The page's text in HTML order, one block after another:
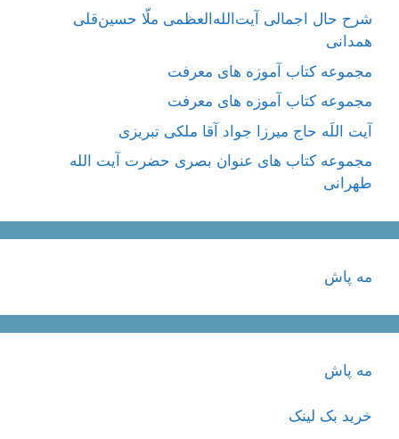
شرح حال اجمالی آیت‌الله‌العظمی ملّا حسین‌قلی
همدانی
مجموعه کتاب آموزه های معرفت
مجموعه کتاب آموزه های معرفت
آیت اللَه حاج میرزا جواد آقا ملکی تبریزی
مجموعه کتاب های عنوان بصری حضرت آیت الله
طهرانی
مه پاش
مه پاش
خرید بک لینک